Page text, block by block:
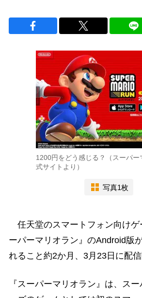
1200円をどう感じる？（スーパー
式サイトより）
写真1枚
任天堂のスマートフォン向けゲ
ーパーマリオラン』のAndroid版
れること約2か月、3月23日に配信
『スーパーマリオラン』は、ス